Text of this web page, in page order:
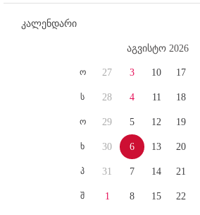
კალენდარი
აგვისტო 2026
ო
ს
ო
ხ
პ
შ
27
28
29
30
31
1
3
4
5
6
7
8
10
11
12
13
14
15
17
18
19
20
21
22